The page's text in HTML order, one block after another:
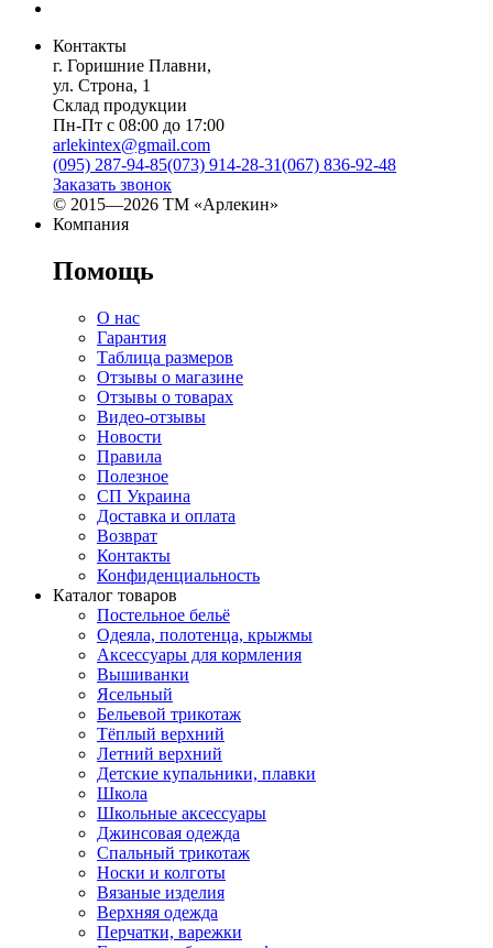
Контакты
г. Горишние Плавни,
ул. Строна, 1
Склад продукции
Пн-Пт с 08:00 до 17:00
arlekintex@gmail.com
(095) 287-94-85(073) 914-28-31(067) 836-92-48
Заказать звонок
© 2015—2026 ТМ «Арлекин»
Компания
Помощь
О нас
Гарантия
Таблица размеров
Отзывы о магазине
Отзывы о товарах
Видео-отзывы
Новости
Правила
Полезное
СП Украина
Доставка и оплата
Возврат
Контакты
Конфиденциальность
Каталог товаров
Постельное бельё
Одеяла, полотенца, крыжмы
Аксессуары для кормления
Вышиванки
Ясельный
Бельевой трикотаж
Тёплый верхний
Летний верхний
Детские купальники, плавки
Школа
Школьные аксессуары
Джинсовая одежда
Спальный трикотаж
Носки и колготы
Вязаные изделия
Верхняя одежда
Перчатки, варежки